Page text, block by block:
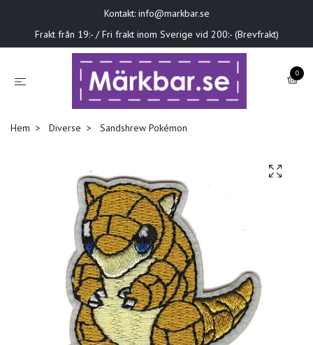
Kontakt: info@markbar.se
Frakt från 19:- / Fri frakt inom Sverige vid 200:- (Brevfrakt)
0
Hem Diverse Sandshrew Pokémon